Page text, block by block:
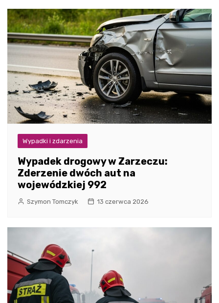
Wypadki i zdarzenia
Wypadek drogowy w Zarzeczu:
Zderzenie dwóch aut na
wojewódzkiej 992
Szymon Tomczyk 13 czerwca 2026